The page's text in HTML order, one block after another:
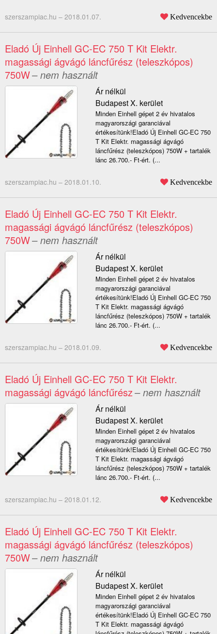
szerszampiac.hu – 2018.01.07. Kedvencekbe
Eladó Új Einhell GC-EC 750 T Kit Elektr.
magassági ágvágó láncfűrész (teleszkópos)
750W– nem használt
Ár nélkül
Budapest X. kerület
Minden Einhell gépet 2 év hivatalos
magyarországi garanciával
értékesítünk!Eladó Új Einhell GC-EC 750
T Kit Elektr. magassági ágvágó
láncfűrész (teleszkópos) 750W + tartalék
lánc 26.700.- Ft-ért. (...
szerszampiac.hu – 2018.01.10. Kedvencekbe
Eladó Új Einhell GC-EC 750 T Kit Elektr.
magassági ágvágó láncfűrész (teleszkópos)
750W– nem használt
Ár nélkül
Budapest X. kerület
Minden Einhell gépet 2 év hivatalos
magyarországi garanciával
értékesítünk!Eladó Új Einhell GC-EC 750
T Kit Elektr. magassági ágvágó
láncfűrész (teleszkópos) 750W + tartalék
lánc 26.700.- Ft-ért. (...
szerszampiac.hu – 2018.01.09. Kedvencekbe
Eladó Új Einhell GC-EC 750 T Kit Elektr.
magassági ágvágó láncfűrész– nem használt
Ár nélkül
Budapest X. kerület
Minden Einhell gépet 2 év hivatalos
magyarországi garanciával
értékesítünk!Eladó Új Einhell GC-EC 750
T Kit Elektr. magassági ágvágó
láncfűrész (teleszkópos) 750W + tartalék
lánc 26.700.- Ft-ért. (...
szerszampiac.hu – 2018.01.12. Kedvencekbe
Eladó Új Einhell GC-EC 750 T Kit Elektr.
magassági ágvágó láncfűrész (teleszkópos)
750W– nem használt
Ár nélkül
Budapest X. kerület
Minden Einhell gépet 2 év hivatalos
magyarországi garanciával
értékesítünk!Eladó Új Einhell GC-EC 750
T Kit Elektr. magassági ágvágó